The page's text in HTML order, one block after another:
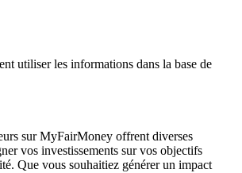
utiliser les informations dans la base de
sur MyFairMoney offrent diverses
vos investissements sur vos objectifs
Que vous souhaitiez générer un impact